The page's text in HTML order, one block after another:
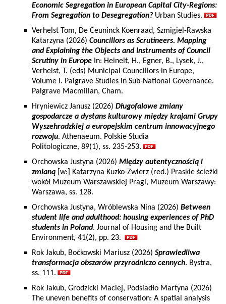
Economic Segregation in European Capital City-Regions:
From Segregation to Desegregation? Urban Studies.
Verhelst Tom, De Ceuninck Koenraad, Szmigiel-Rawska
Katarzyna (2026) Councillors as Scrutineers. Mapping
and Explaining the Objects and Instruments of Council
Scrutiny in Europe In: Heinelt, H., Egner, B., Lysek, J.,
Verhelst, T. (eds) Municipal Councillors in Europe,
Volume I. Palgrave Studies in Sub-National Governance.
Palgrave Macmillan, Cham.
Hryniewicz Janusz (2026) Długofalowe zmiany
gospodarcze a dystans kulturowy między krajami Grupy
Wyszehradzkiej a europejskim centrum innowacyjnego
rozwoju. Athenaeum. Polskie Studia
Politologiczne, 89(1), ss. 235-253.
Orchowska Justyna (2026) Między autentycznością i
zmianą [w:] Katarzyna Kuzko-Zwierz (red.) Praskie ścieżki
wokół Muzeum Warszawskiej Pragi, Muzeum Warszawy:
Warszawa, ss. 128.
Orchowska Justyna, Wróblewska Nina (2026) Between
student life and adulthood: housing experiences of PhD
students in Poland. Journal of Housing and the Built
Environment, 41(2), pp. 23.
Rok Jakub, Boćkowski Mariusz (2026) Sprawiedliwa
transformacja obszarów przyrodniczo cennych. Bystra,
ss. 111.
Rok Jakub, Grodzicki Maciej, Podsiadło Martyna (2026)
The uneven benefits of conservation: A spatial analysis